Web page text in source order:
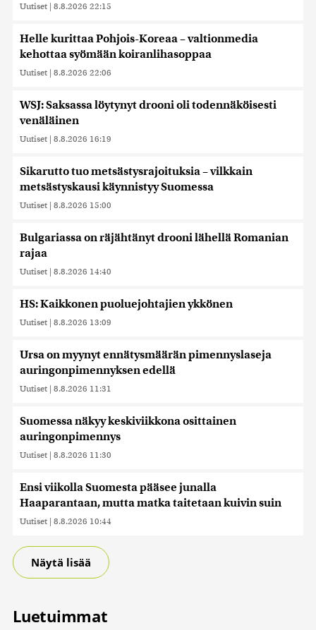
Uutiset | 8.8.2026 22:15
Helle kurittaa Pohjois-Koreaa – valtionmedia
kehottaa syömään koiranlihasoppaa
Uutiset | 8.8.2026 22:06
WSJ: Saksassa löytynyt drooni oli todennäköisesti
venäläinen
Uutiset | 8.8.2026 16:19
Sikarutto tuo metsästysrajoituksia – vilkkain
metsästyskausi käynnistyy Suomessa
Uutiset | 8.8.2026 15:00
Bulgariassa on räjähtänyt drooni lähellä Romanian
rajaa
Uutiset | 8.8.2026 14:40
HS: Kaikkonen puoluejohtajien ykkönen
Uutiset | 8.8.2026 13:09
Ursa on myynyt ennätysmäärän pimennyslaseja
auringonpimennyksen edellä
Uutiset | 8.8.2026 11:31
Suomessa näkyy keskiviikkona osittainen
auringonpimennys
Uutiset | 8.8.2026 11:30
Ensi viikolla Suomesta pääsee junalla
Haaparantaan, mutta matka taitetaan kuivin suin
Uutiset | 8.8.2026 10:44
Näytä lisää
Luetuimmat